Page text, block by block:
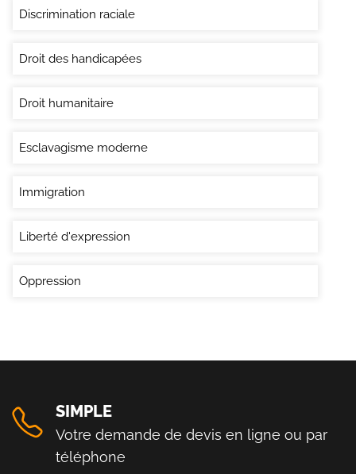
Discrimination raciale
Droit des handicapées
Droit humanitaire
Esclavagisme moderne
Immigration
Liberté d'expression
Oppression
SIMPLE
Votre demande de devis en ligne ou par
téléphone